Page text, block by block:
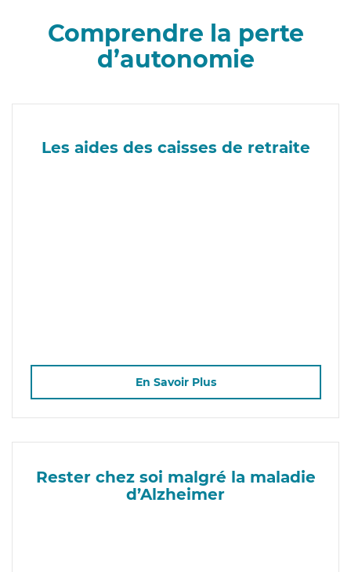
Comprendre la perte
d’autonomie
Les aides des caisses de retraite
En Savoir Plus
Rester chez soi malgré la maladie
d’Alzheimer